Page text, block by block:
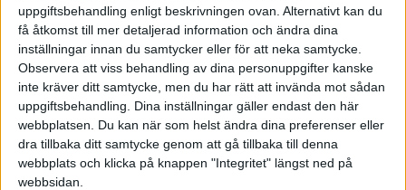
uppgiftsbehandling enligt beskrivningen ovan. Alternativt kan du
få åtkomst till mer detaljerad information och ändra dina
inställningar innan du samtycker eller för att neka samtycke.
Observera att viss behandling av dina personuppgifter kanske
inte kräver ditt samtycke, men du har rätt att invända mot sådan
uppgiftsbehandling. Dina inställningar gäller endast den här
webbplatsen. Du kan när som helst ändra dina preferenser eller
dra tillbaka ditt samtycke genom att gå tillbaka till denna
webbplats och klicka på knappen "Integritet" längst ned på
webbsidan.
Hälsningar
Emil
Jonathan